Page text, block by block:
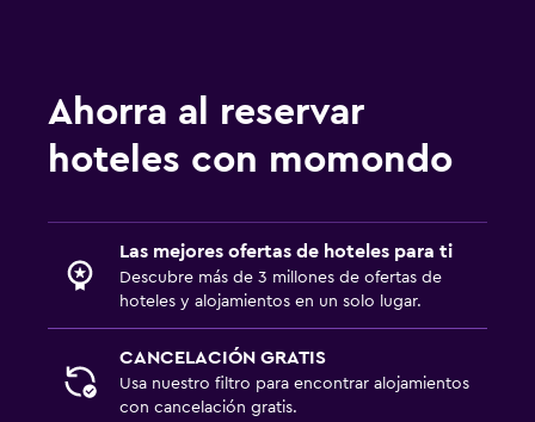
Ahorra al reservar
hoteles con momondo
Las mejores ofertas de hoteles para ti
Descubre más de 3 millones de ofertas de
hoteles y alojamientos en un solo lugar.
CANCELACIÓN GRATIS
Usa nuestro filtro para encontrar alojamientos
con cancelación gratis.